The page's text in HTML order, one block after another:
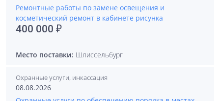
Ремонтные работы по замене освещения и
косметический ремонт в кабинете рисунка
400 000 ₽
Место поставки: Шлиссельбург
Охранные услуги, инкассация
08.08.2026